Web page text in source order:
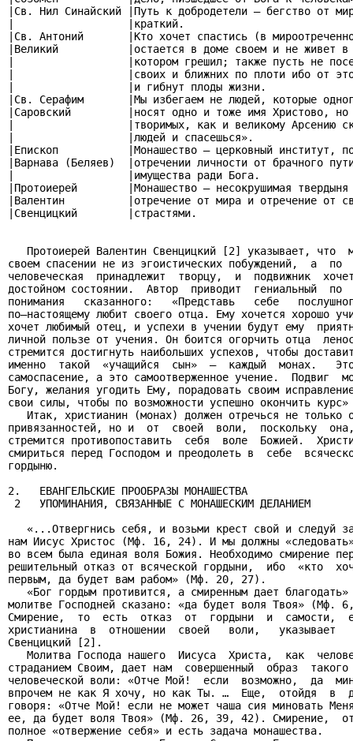
|Св. Нил Синайский |Путь к добродетели – бегство от
|                  |краткий.
|Св. Антоний       |Кто хочет спастись (в
|Великий           |остается в доме своем и не живет
|                  |котором грешил; также пусть не
|                  |своих и ближних по плоти ибо от
|                  |и гибнут плоды жизни.
|Св. Серафим       |Мы избегаем не людей, которые
|Саровский         |носят одно и тоже имя Христово,
|                  |творимых, как и великому Арсению
|                  |людей и спасешься».
|Епископ           |Монашество – церковный институт,
|Варнава (Беляев)  |отречении личности от брачного
|                  |имущества ради Бога.
|Протоиерей        |Монашество – несокрушимая
|Валентин          |отречение от мира и отречение от
|Свенцицкий        |страстями.
Протоиерей Валентин Свенцицкий [2] указывает, что
своем спасении не из эгоистических побуждений,  а
человеческая  принадлежит  творцу,  и  подвижник
достойном состоянии.  Автор  приводит  гениальный  по
понимания   сказанного:   «Представь   себе
по–настоящему любит своего отца. Ему хочется хорошо
хочет любимый отец, и успехи в учении будут ему
личной пользе от учения. Он боится огорчить отца
стремится достигнуть наибольших успехов, чтобы
именно  такой  «учащийся  сын»  –  каждый  монах.
самоспасение, а это самоотверженное учение.  Подвиг
Богу, желания угодить Ему, порадовать своим
свои силы, чтобы по возможности успешно окончить
Итак, христианин (монах) должен отречься не только
привязанностей, но и  от  своей  воли,  поскольку
стремится противопоставить  себя  воле  Божией.
смириться перед Господом и преодолеть в  себе
гордыню.
2.   ЕВАНГЕЛЬСКИЕ ПРООБРАЗЫ МОНАШЕСТВА
2   УПОМИНАНИЯ, СВЯЗАННЫЕ С МОНАШЕСКИМ ДЕЛАНИЕМ
«...Отвергнись себя, и возьми крест свой и следуй
нам Иисус Христос (Мф. 16, 24). И мы должны
во всем была единая воля Божия. Необходимо смирение
решительный отказ от всяческой гордыни,  ибо  «кто
первым, да будет вам рабом» (Мф. 20, 27).
«Бог гордым противится, а смиренным дает
молитве Господней сказано: «да будет воля Твоя»
Смирение,  то  есть  отказ  от  гордыни  и  самости,
христианина  в  отношении  своей   воли,   указывает
Свенцицкий [2].
Молитва Господа нашего  Иисуса  Христа,  как
страданием Своим, дает нам  совершенный  образ
человеческой воли: «Отче Мой!  если  возможно,  да
впрочем не как Я хочу, но как Ты. …  Еще,  отойдя  в
говоря: «Отче Мой! если не может чаша сия миновать
ее, да будет воля Твоя» (Мф. 26, 39, 42). Смирение,
полное «отвержение себя» и есть задача монашества.